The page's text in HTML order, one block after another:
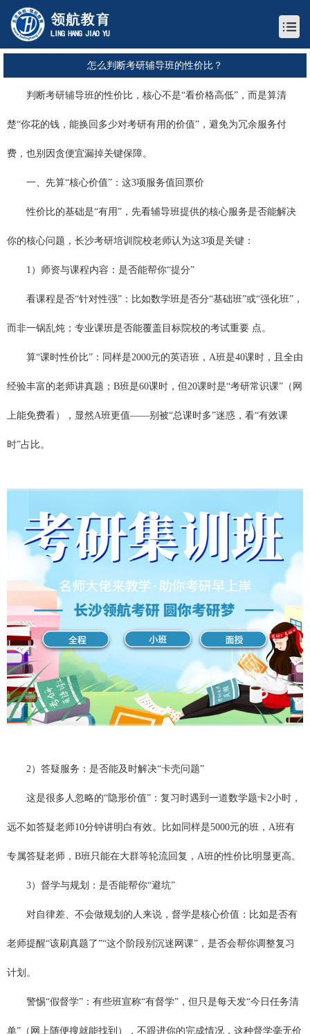
怎么判断考研辅导班的性价比？
判断考研辅导班的性价比，核心不是“看价格高低”，而是算清
楚“你花的钱，能换回多少对考研有用的价值”，避免为冗余服务付
费，也别因贪便宜漏掉关键保障。
一、先算“核心价值”：这3项服务值回票价
性价比的基础是“有用”，先看辅导班提供的核心服务是否能解决
你的核心问题， 长沙考研培训 院校老师认为这3项是关键：
1）师资与课程内容：是否能帮你“提分”
看课程是否“针对性强”：比如数学班是否分“基础班”或“强化班”，
而非一锅乱炖；专业课班是否能覆盖目标院校的考试重要 点。
算“课时性价比”：同样是2000元的英语班，A班是40课时，且全由
经验丰富的老师讲真题；B班是60课时，但20课时是“考研常识课”（网
上能免费看），显然A班更值——别被“总课时多”迷惑，看“有效课
时”占比。
2）答疑服务：是否能及时解决“卡壳问题”
这是很多人忽略的“隐形价值”：复习时遇到一道数学题卡2小时，
远不如答疑老师10分钟讲明白有效。比如同样是5000元的班，A班有
专属答疑老师，B班只能在大群等轮流回复，A班的性价比明显更高。
3）督学与规划：是否能帮你“避坑”
对自律差、不会做规划的人来说，督学是核心价值：比如是否有
老师提醒“该刷真题了”“这个阶段别沉迷网课”，是否会帮你调整复习
计划。
警惕“假督学”：有些班宣称“有督学”，但只是每天发“今日任务清
单”（网上随便搜就能找到），不跟进你的完成情况，这种督学毫无价